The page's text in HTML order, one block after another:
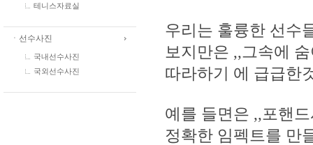
테니스자료실
ㆍ선수사진
국내선수사진
국외선수사진
우리는 훌륭한 선수
보지만은 ,,그속에
따라하기 에 급급한
예를 들면은 ,,포핸
정확한 임펙트를 만